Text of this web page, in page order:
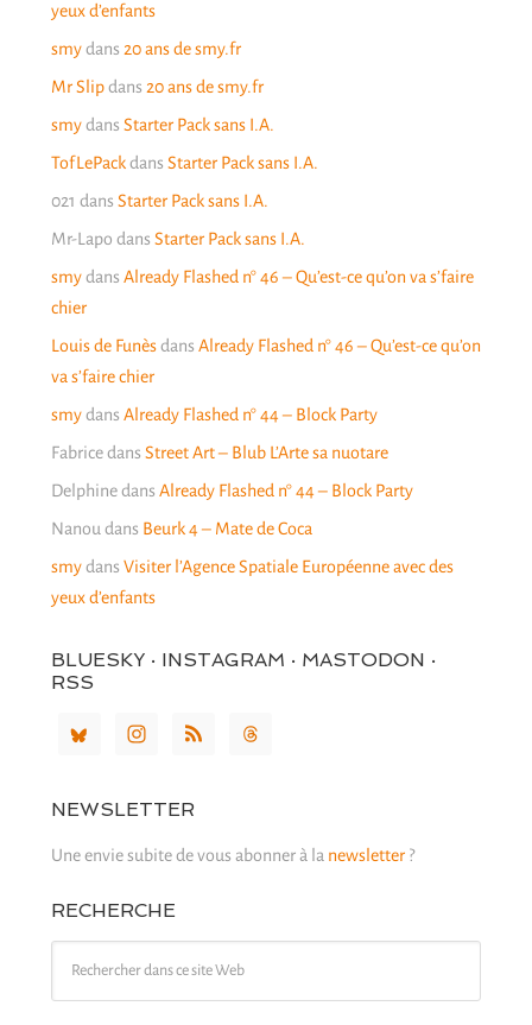
yeux d’enfants
smydans 20 ans de smy.fr
Mr Slipdans 20 ans de smy.fr
smydans Starter Pack sans I.A.
TofLePackdans Starter Pack sans I.A.
021 dans Starter Pack sans I.A.
Mr-Lapo dans Starter Pack sans I.A.
smydans Already Flashed n° 46 – Qu’est-ce qu’on va s’faire
chier
Louis de Funèsdans Already Flashed n° 46 – Qu’est-ce qu’on
va s’faire chier
smydans Already Flashed n° 44 – Block Party
Fabricedans Street Art – Blub L’Arte sa nuotare
Delphinedans Already Flashed n° 44 – Block Party
Nanoudans Beurk 4 – Mate de Coca
smydans Visiter l’Agence Spatiale Européenne avec des
yeux d’enfants
BLUESKY · INSTAGRAM · MASTODON ·
RSS
NEWSLETTER
Une envie subite de vous abonner à la newsletter?
RECHERCHE